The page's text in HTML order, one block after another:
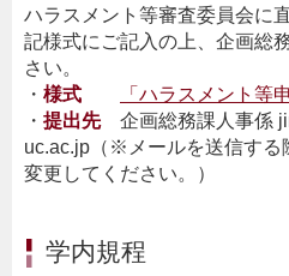
ハラスメント等審査委員会に
記様式にご記入の上、企画総
さい。
・ 様式
「ハラスメント等
・ 提出先企画総務課人事係
uc.ac.jp（※メールを送信する
変更してください。）
学内規程